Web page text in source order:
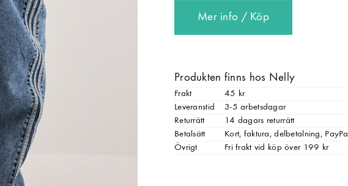
Mer info / Köp
Produkten finns hos Nelly
Frakt
45 kr
Leveranstid
3-5 arbetsdagar
Returrätt
14 dagars returrätt
Betalsätt
Kort, faktura, delbetalning, PayPal
Övrigt
Fri frakt vid köp över 199 kr